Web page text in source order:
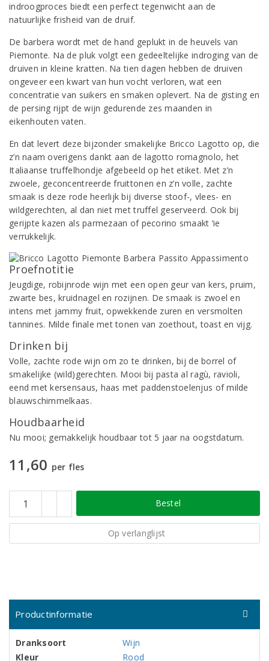
indroogproces biedt een perfect tegenwicht aan de
natuurlijke frisheid van de druif.
De barbera wordt met de hand geplukt in de heuvels van
Piemonte. Na de pluk volgt een gedeeltelijke indroging van de
druiven in kleine kratten. Na tien dagen hebben de druiven
ongeveer een kwart van hun vocht verloren, wat een
concentratie van suikers en smaken oplevert. Na de gisting en
de persing rijpt de wijn gedurende zes maanden in
eikenhouten vaten.
En dat levert deze bijzonder smakelijke Bricco Lagotto op, die
z’n naam overigens dankt aan de lagotto romagnolo, het
Italiaanse truffelhondje afgebeeld op het etiket. Met z’n
zwoele, geconcentreerde fruittonen en z’n volle, zachte
smaak is deze rode heerlijk bij diverse stoof-, vlees- en
wildgerechten, al dan niet met truffel geserveerd. Ook bij
gerijpte kazen als parmezaan of pecorino smaakt ‘ie
verrukkelijk.
Proefnotitie
Jeugdige, robijnrode wijn met een open geur van kers, pruim,
zwarte bes, kruidnagel en rozijnen. De smaak is zwoel en
intens met jammy fruit, opwekkende zuren en versmolten
tannines. Milde finale met tonen van zoethout, toast en vijg.
Drinken bij
Volle, zachte rode wijn om zo te drinken, bij de borrel of
smakelijke (wild)gerechten. Mooi bij pasta al ragù, ravioli,
eend met kersensaus, haas met paddenstoelenjus of milde
blauwschimmelkaas.
Houdbaarheid
Nu mooi; gemakkelijk houdbaar tot 5 jaar na oogstdatum.
11,60 per fles
Bestel
Op verlanglijst
Productinformatie
Dranksoort
Wijn
Kleur
Rood